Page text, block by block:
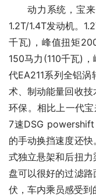
动力系统，宝
1.2T/1.4T发动机。
千瓦)，峰值扭矩
150马力(110千瓦)
代EA211系列全铝
术、制动能量回收
环保。相比上一代
7速DSG powershift
的手动换挡速度还
式独立悬架和后扭
盘可以很好的过滤
伏，车内乘员感受到